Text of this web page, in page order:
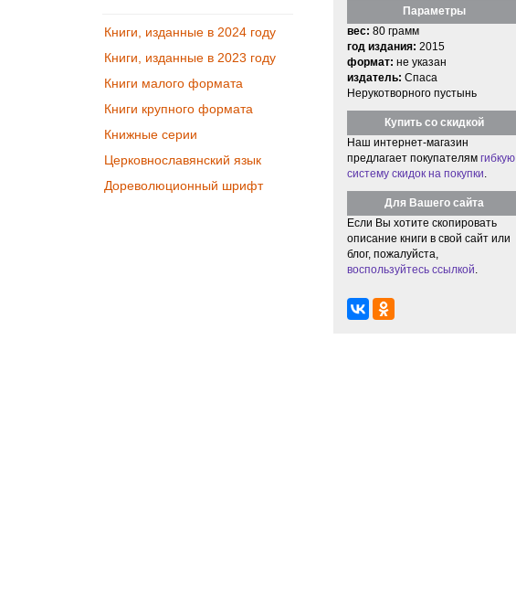
Книги, изданные в 2024 году
Книги, изданные в 2023 году
Книги малого формата
Книги крупного формата
Книжные серии
Церковнославянский язык
Дореволюционный шрифт
Параметры
вес: 80 грамм
год издания: 2015
формат: не указан
издатель: Спаса
Нерукотворного пустынь
Купить со скидкой
Наш интернет-магазин
предлагает покупателям гибкую
систему скидок на покупки
Для Вашего сайта
Если Вы хотите скопировать
описание книги в свой сайт или
блог, пожалуйста,
воспользуйтесь ссылкой